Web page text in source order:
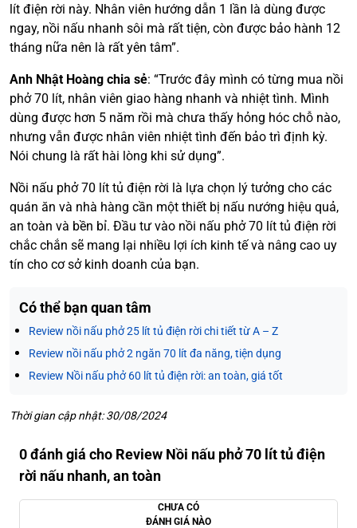
lít điện rời này. Nhân viên hướng dẫn 1 lần là dùng được
ngay, nồi nấu nhanh sôi mà rất tiện, còn được bảo hành 12
tháng nữa nên là rất yên tâm”.
Anh Nhật Hoàng chia sẻ: “Trước đây mình có từng mua nồi
phở 70 lít, nhân viên giao hàng nhanh và nhiệt tình. Mình
dùng được hơn 5 năm rồi mà chưa thấy hỏng hóc chỗ nào,
nhưng vẫn được nhân viên nhiệt tình đến bảo trì định kỳ.
Nói chung là rất hài lòng khi sử dụng”.
Nồi nấu phở 70 lít tủ điện rời là lựa chọn lý tưởng cho các
quán ăn và nhà hàng cần một thiết bị nấu nướng hiệu quả,
an toàn và bền bỉ. Đầu tư vào nồi nấu phở 70 lít tủ điện rời
chắc chắn sẽ mang lại nhiều lợi ích kinh tế và nâng cao uy
tín cho cơ sở kinh doanh của bạn.
Có thể bạn quan tâm
Review nồi nấu phở 25 lít tủ điện rời chi tiết từ A – Z
Review nồi nấu phở 2 ngăn 70 lít đa năng, tiện dụng
Review Nồi nấu phở 60 lít tủ điện rời: an toàn, giá tốt
Thời gian cập nhật: 30/08/2024
0 đánh giá cho Review Nồi nấu phở 70 lít tủ điện
rời nấu nhanh, an toàn
CHƯA CÓ
ĐÁNH GIÁ NÀO